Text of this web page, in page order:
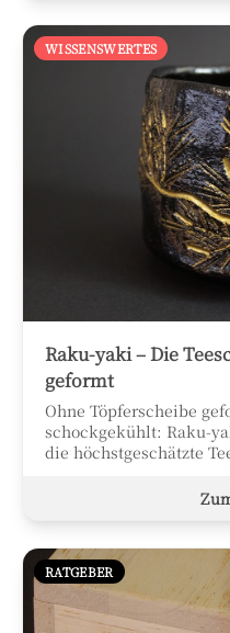
WISSENSWERTES
Raku-yaki – Die
geformt
Ohne Töpferscheibe
schockgekühlt: Raku-
die höchstgeschätzte
RATGEBER